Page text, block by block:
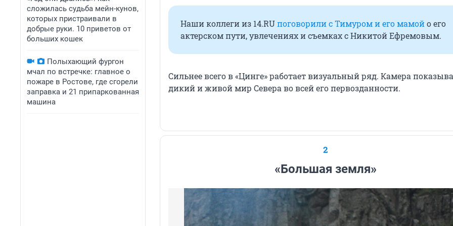
сложилась судьба мейн-кунов,
которых пристраивали в
добрые руки. 10 приветов от
больших кошек
Полыхающий фургон
мчал по встречке: главное о
пожаре в Ростове, где сгорели
заправка и 21 припаркованная
машина
Наши коллеги из 14.RUпоговорили с Тимуром и его мамойо его
актерском пути, увлечениях и съемках с Никитой Ефремовым.
Сильнее всего в «Цинге» работает визуальный ряд. Камера
дикий и живой мир Севера во всей его первозданности.
2
«Большая земля»